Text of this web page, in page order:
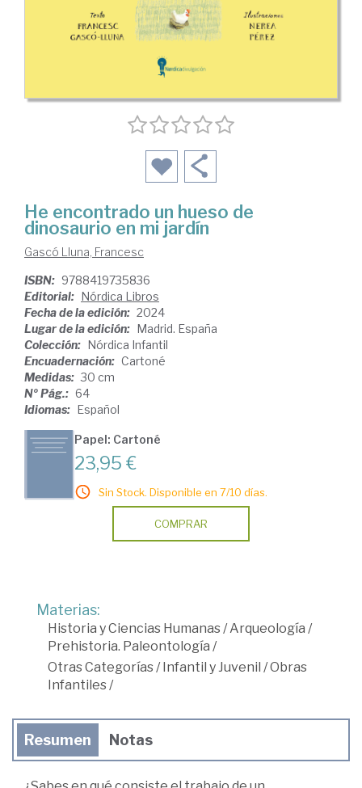
He encontrado un hueso de
dinosaurio en mi jardín
Gascó Lluna, Francesc
ISBN: 9788419735836
Editorial: Nórdica Libros
Fecha de la edición: 2024
Lugar de la edición: Madrid. España
Colección: Nórdica Infantil
Encuadernación: Cartoné
Medidas: 30 cm
Nº Pág.: 64
Idiomas: Español
Papel: Cartoné
23,95 €
Sin Stock. Disponible en 7/10 días.
COMPRAR
Materias:
Historia y Ciencias Humanas/Arqueología /
Prehistoria. Paleontología /
Otras Categorías/Infantil y Juvenil /Obras
Infantiles/
Resumen Notas